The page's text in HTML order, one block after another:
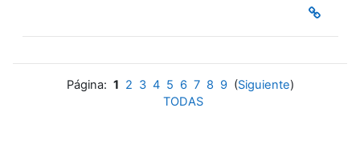
Página: 1 2 3 4 5 6 7 8 9(Siguiente)
TODAS